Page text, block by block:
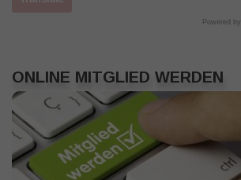
Powered by
ONLINE MITGLIED WERDEN